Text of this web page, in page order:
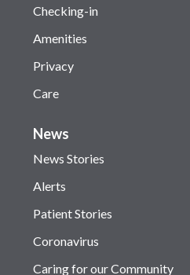
Checking-in
Amenities
Privacy
Care
News
News Stories
Alerts
Patient Stories
Coronavirus
Caring for our Community